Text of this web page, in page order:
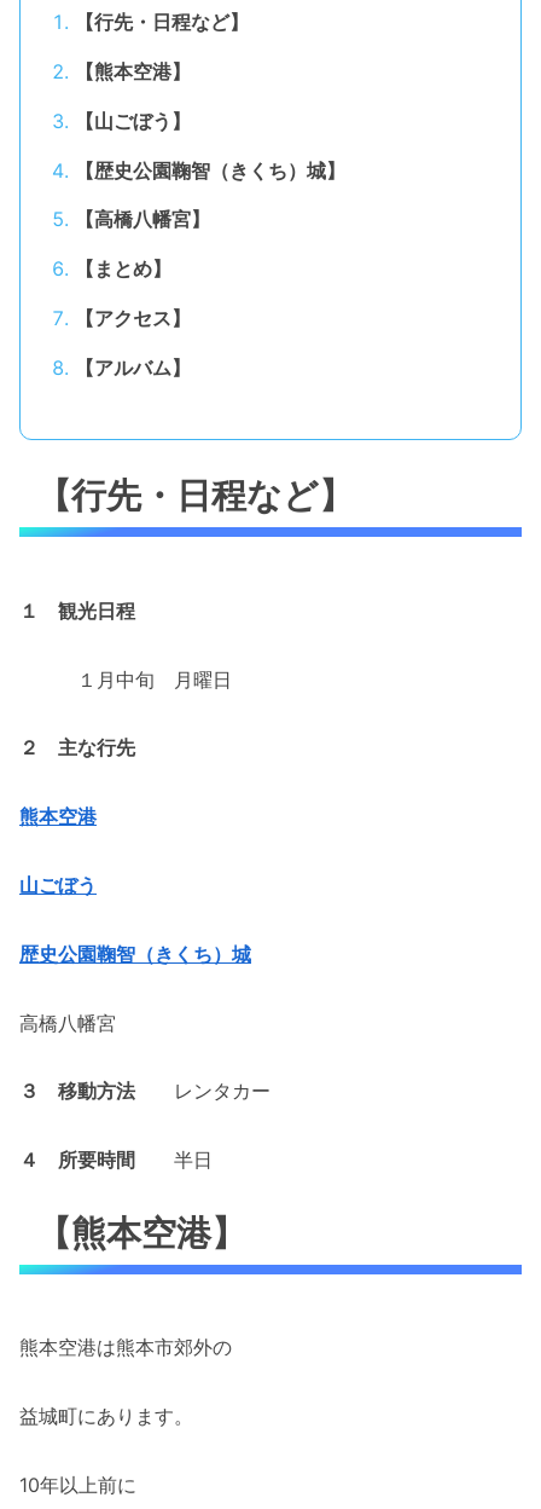
【行先・日程など】
【熊本空港】
【山ごぼう】
【歴史公園鞠智（きくち）城】
【高橋八幡宮】
【まとめ】
【アクセス】
【アルバム】
【行先・日程など】
１ 観光日程
１月中旬 月曜日
２ 主な行先
熊本空港
山ごぼう
歴史公園鞠智（きくち）城
高橋八幡宮
３ 移動方法レンタカー
４ 所要時間 半日
【熊本空港】
熊本空港は熊本市郊外の
益城町にあります。
10年以上前に